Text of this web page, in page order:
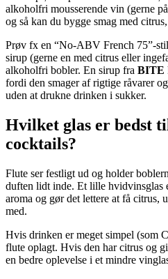
alkoholfri mousserende vin (gerne
og så kan du bygge smag med
Prøv fx en “No-ABV French 75”-
sirup (gerne en med citrus eller
alkoholfri bobler. En sirup fra BITE
fordi den smager af rigtige råvarer
uden at drukne drinken i sukker.
Hvilket glas er bedst
cocktails?
Flute ser festligt ud og holder
duften lidt inde. Et lille hvidvinsglas
aroma og gør det lettere at få citrus,
med.
Hvis drinken er meget simpel (som
flute oplagt. Hvis den har citrus og
en bedre oplevelse i et mindre